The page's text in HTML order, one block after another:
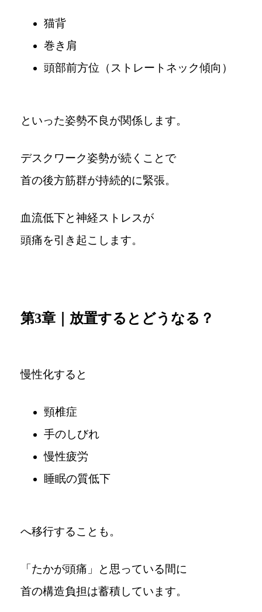
猫背
巻き肩
頭部前方位（ストレートネック傾向）
といった姿勢不良が関係します。
デスクワーク姿勢が続くことで
首の後方筋群が持続的に緊張。
血流低下と神経ストレスが
頭痛を引き起こします。
第3章｜放置するとどうなる？
慢性化すると
頸椎症
手のしびれ
慢性疲労
睡眠の質低下
へ移行することも。
「たかが頭痛」と思っている間に
首の構造負担は蓄積しています。